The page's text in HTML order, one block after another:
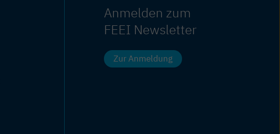
Anmelden zum
FEEI Newsletter
Zur Anmeldung